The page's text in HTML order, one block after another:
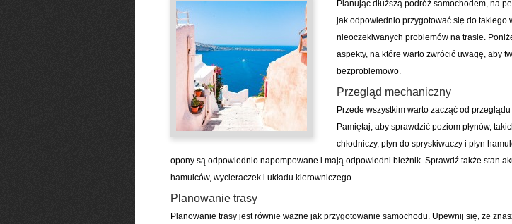
Planując dłuższą podróż samochodem, na
jak odpowiednio przygotować się do takiego
nieoczekiwanych problemów na trasie.
aspekty, na które warto zwrócić uwagę, aby
bezproblemowo.
Przegląd mechaniczny
Przede wszystkim warto zacząć od
Pamiętaj, aby sprawdzić poziom płynów,
chłodniczy, płyn do spryskiwaczy i płyn
opony są odpowiednio napompowane i mają odpowiedni bieżnik. Sprawdź także stan
hamulców, wycieraczek i układu kierowniczego.
Planowanie trasy
Planowanie trasy jest równie ważne jak przygotowanie samochodu. Upewnij się, że